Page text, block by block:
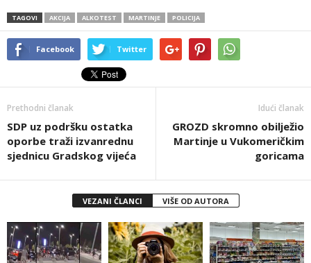
TAGOVI AKCIJA ALKOTEST MARTINJE POLICIJA
Facebook Twitter
Prethodni članak
SDP uz podršku ostatka
oporbe traži izvanrednu
sjednicu Gradskog vijeća
Idući članak
GROZD skromno obilježio
Martinje u Vukomeričkim
goricama
VEZANI ČLANCI VIŠE OD AUTORA